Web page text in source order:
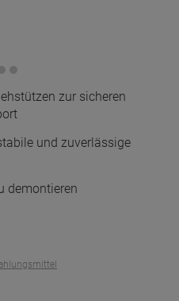
zur sicheren
und zuverlässige
demontieren